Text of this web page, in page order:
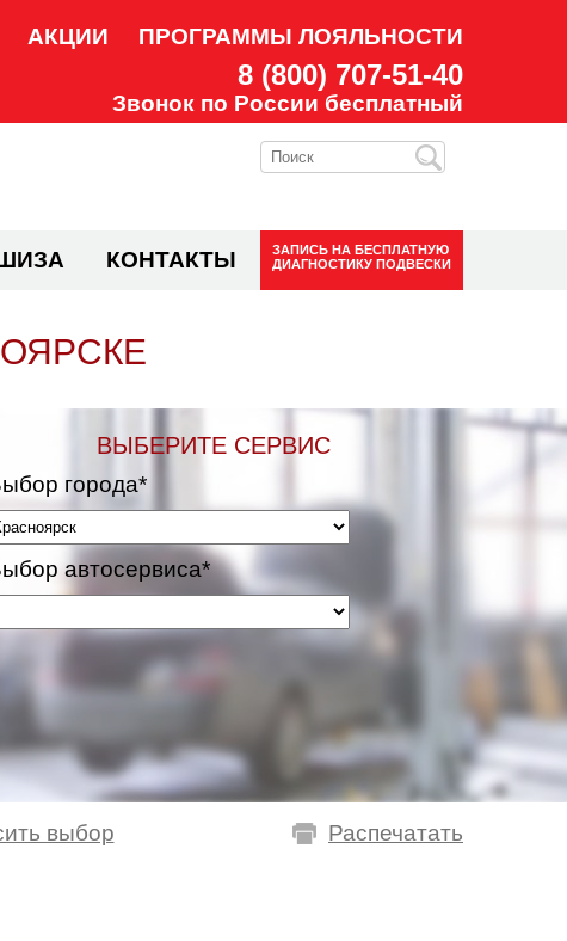
АКЦИИ ПРОГРАММЫ ЛОЯЛЬНОСТИ
8 (800) 707-51-40
Звонок по России бесплатный
КОНТАКТЫ ЗАПИСЬ НА БЕСПЛАТНУЮ
ДИАГНОСТИКУ ПОДВЕСКИ
ВЫБЕРИТЕ СЕРВИС
города*
автосервиса*
Распечатать
выбор